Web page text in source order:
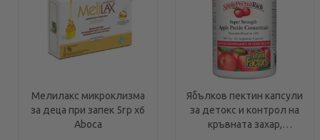
Мелилакс микроклизма
за деца при запек 5гр х6
Aboca
Ябълков пектин капсули
за детокс и контрол на
кръвната захар,